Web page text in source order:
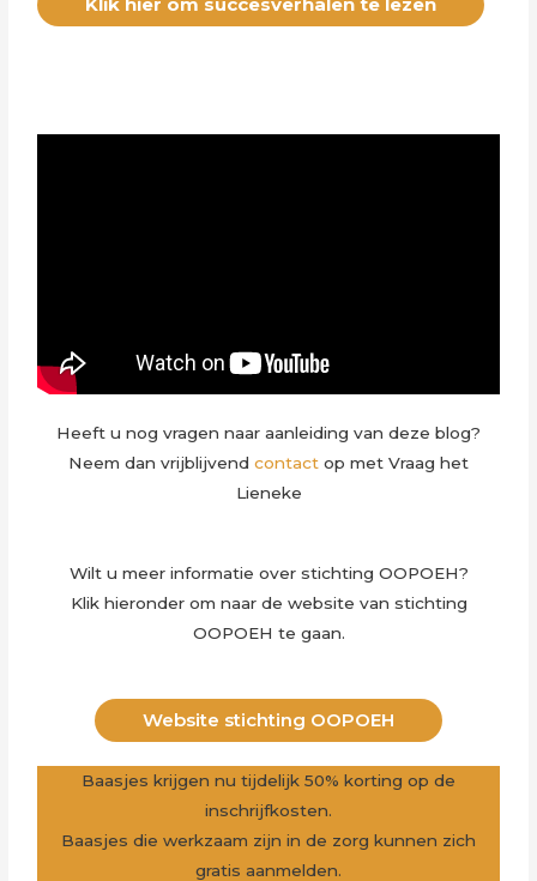
Heeft u nog vragen naar aanleiding van deze blog?
Neem dan vrijblijvend contact op met Vraag het
Lieneke
Wilt u meer informatie over stichting OOPOEH?
Klik hieronder om naar de website van stichting
OOPOEH te gaan.
Website stichting OOPOEH
Baasjes krijgen nu tijdelijk 50% korting op de
inschrijfkosten.
Baasjes die werkzaam zijn in de zorg kunnen zich
gratis aanmelden.